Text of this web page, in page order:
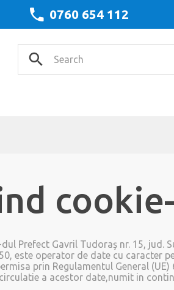
0760 654 112
dul Prefect Gavril Tudoraş nr. 15, jud.
, este operator de date cu caracter
prin Regulamentul General
a acestor date,numit in